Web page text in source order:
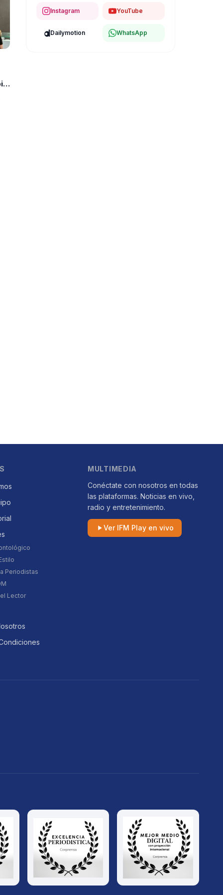
Instagram YouTube
Dailymotion WhatsApp
Periodistas
Lector
MULTIMEDIA
Conéctate con nosotros en todas
las plataformas. Noticias en vivo,
radio y entretenimiento.
Ver IFM Play en vivo